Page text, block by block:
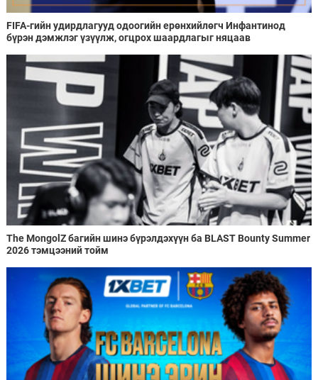
FIFA-гийн удирдлагууд одоогийн ерөнхийлөгч Инфантинод
бүрэн дэмжлэг үзүүлж, огцрох шаардлагыг няцаав
The MongolZ багийн шинэ бүрэлдэхүүн ба BLAST Bounty Summer
2026 тэмцээний тойм